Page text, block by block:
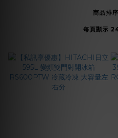
商品排序
每頁顯示